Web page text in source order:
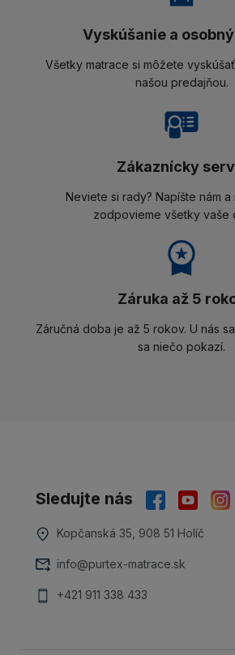
Vyskúšanie a
Všetky matrace si môžete
našou predajňou.
Zákaznícky
Neviete si rady? Napíšte nám a
zodpovieme všetky vaše
Záruka až 5
Záručná doba je až 5 rokov. U nás
sa niečo pokazí.
Sledujte nás
Kopčanská 35, 908 51 Holíč
info@purtex-matrace.sk
+421 911 338 433